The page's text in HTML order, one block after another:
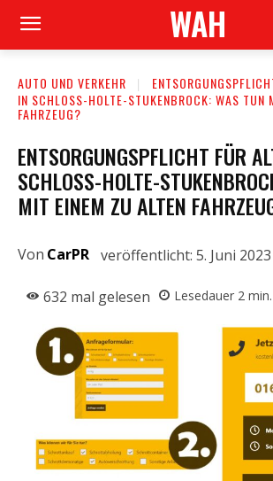
WAH
AUTO UND VERKEHR
IN SCHLOSS-HOLTE-STUKENBROCK: WAS TUN
FAHRZEUG?
ENTSORGUNGSPFLICHT FÜR
SCHLOSS-HOLTE-
MIT EINEM ZU ALTEN
Von CarPR veröffentlicht: 5. Juni 2023
632 mal gelesen Lesedauer 2 min.